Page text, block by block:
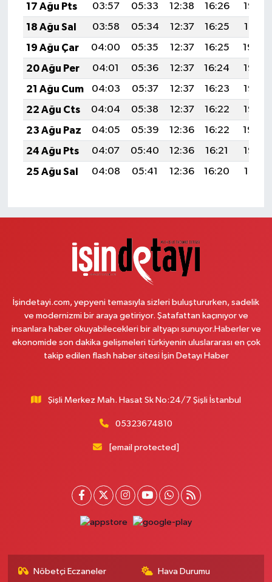
17 Ağu Pts
03:57 05:33 12:38 16:26
19:32
18 Ağu Sal
03:58 05:34 12:37 16:25
19:31
19 Ağu Çar
04:00 05:35 12:37 16:25
19:30
20 Ağu Per
04:01 05:36 12:37 16:24
19:28
21 Ağu Cum
04:03 05:37 12:37 16:23
19:27
22 Ağu Cts
04:04 05:38 12:37 16:22
19:25
23 Ağu Paz
04:05 05:39 12:36 16:22
19:24
24 Ağu Pts
04:07 05:40 12:36 16:21
19:22
25 Ağu Sal
04:08 05:41 12:36 16:20 19:21
İşindetayi.com, yepyeni temasıyla sizleri buluştururken, sadelik
ve modernizmi bir araya getiriyor. Şatafattan kaçınıyor ve
insanlara haber okuyabilecekleri bir altyapı sunuyor.Haberler ve
ekonomide son dakika gelişmeleri türkiyenin uluslararası en çok
takip edilen flash haber sitesi İşin Detayı Haber
Şişli Merkez Mah. Hasat Sk No:24/7 Şişli İstanbul
05323674810
[email protected]
Nöbetçi Eczaneler Hava Durumu